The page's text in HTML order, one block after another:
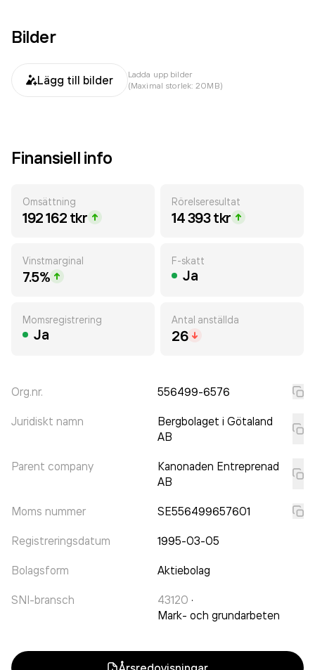
Bilder
Lägg till bilder
Ladda upp bilder
(Maximal storlek: 20MB)
Finansiell info
Omsättning
192 162 tkr
Rörelseresultat
14 393 tkr
Vinstmarginal
7.5%
F-skatt
Ja
Momsregistrering
Ja
Antal anställda
26
Org.nr. 556499-6576
Juridiskt namn
Bergbolaget i Götaland
AB
Parent company
Kanonaden Entreprenad
AB
Moms nummer SE556499657601
Registreringsdatum 1995-03-05
Bolagsform Aktiebolag
SNI-bransch 43120 ·
Mark- och grundarbeten